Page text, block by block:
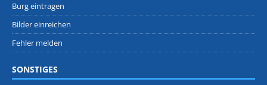
Burg eintragen
Bilder einreichen
Fehler melden
SONSTIGES